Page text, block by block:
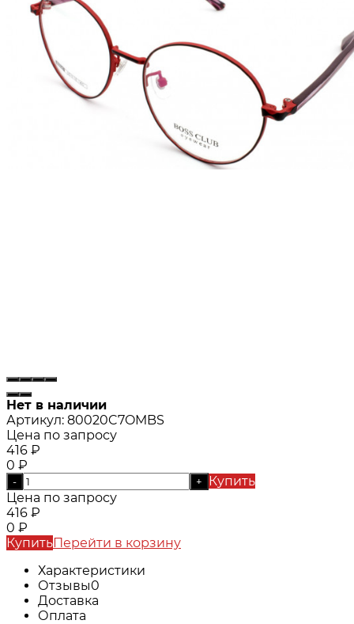
Нет в наличии
Артикул: 80020C7OMBS
Цена по запросу
416 ₽
0 ₽
- +
Купить
Цена по запросу
416 ₽
0 ₽
КупитьПерейти в корзину
Характеристики
Отзывы0
Доставка
Оплата